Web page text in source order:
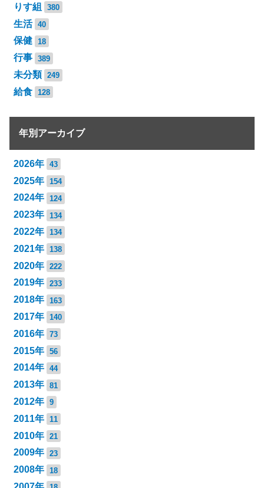
りす組 380
生活 40
保健 18
行事 389
未分類 249
給食 128
年別アーカイブ
2026年 43
2025年 154
2024年 124
2023年 134
2022年 134
2021年 138
2020年 222
2019年 233
2018年 163
2017年 140
2016年 73
2015年 56
2014年 44
2013年 81
2012年 9
2011年 11
2010年 21
2009年 23
2008年 18